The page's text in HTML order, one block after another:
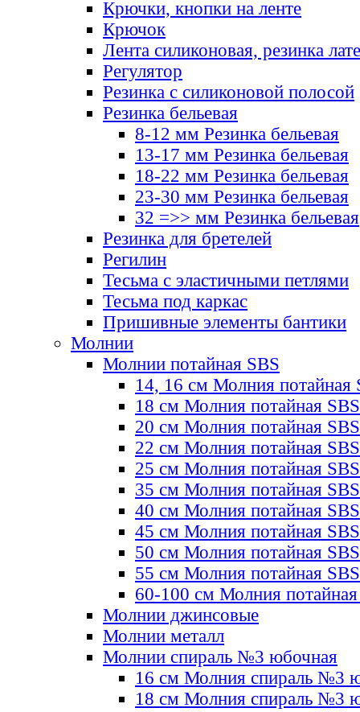
Крючки, кнопки на ленте
Крючок
Лента силиконовая, резинка
Регулятор
Резинка с силиконовой полосой
Резинка бельевая
8-12 мм Резинка бельевая
13-17 мм Резинка бельевая
18-22 мм Резинка бельевая
23-30 мм Резинка бельевая
32 =>> мм Резинка бельевая
Резинка для бретелей
Регилин
Тесьма с эластичными петлями
Тесьма под каркас
Пришивные элементы бантики
Молнии
Молнии потайная SBS
14, 16 см Молния потайная
18 см Молния потайная SBS
20 см Молния потайная SBS
22 см Молния потайная SBS
25 см Молния потайная SBS
35 см Молния потайная SBS
40 см Молния потайная SBS
45 см Молния потайная SBS
50 см Молния потайная SBS
55 см Молния потайная SBS
60-100 см Молния
Молнии джинсовые
Молнии металл
Молнии спираль №3 юбочная
16 см Молния спираль №3
18 см Молния спираль №3